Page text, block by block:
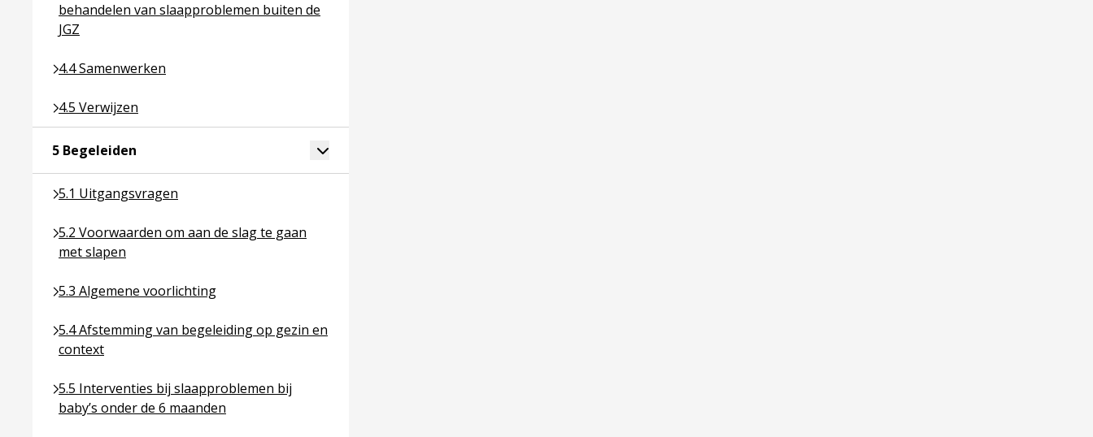
behandelen van slaapproblemen buiten de
JGZ
4.4 Samenwerken
Ga naar pagina over 4.4 Samenwerken
4.5 Verwijzen
Ga naar pagina over 4.5 Verwijzen
5 Begeleiden Ga naar pagina over 5 BegeleidenToggle accordion over 5 Begeleiden
5.1 Uitgangsvragen
Ga naar pagina over 5.1 Uitgangsvragen
5.2 Voorwaarden om aan de slag te gaan
met slapen
Ga naar pagina over 5.2 Voorwaarden om aan de slag te gaan met slapen
5.3 Algemene voorlichting
Ga naar pagina over 5.3 Algemene voorlichting
5.4 Afstemming van begeleiding op gezin en
context
Ga naar pagina over 5.4 Afstemming van begeleiding op gezin en context
5.5 Interventies bij slaapproblemen bij
baby’s onder de 6 maanden
Ga naar pagina over 5.5 Interventies bij slaapproblemen bij baby’s onder de 6 maanden